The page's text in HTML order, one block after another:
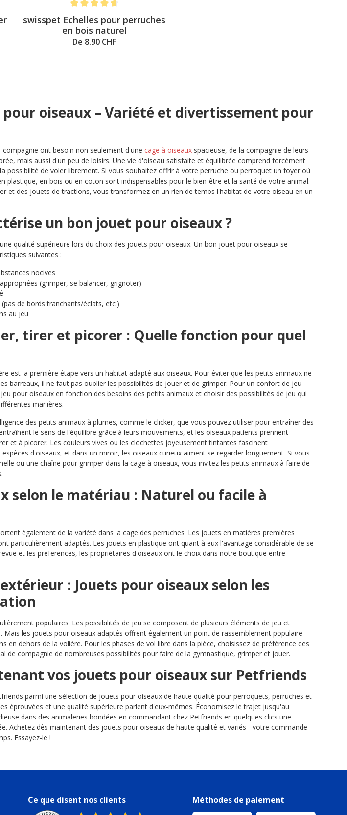
Note moyenne de 4.6 sur 5 étoiles
swisspet Echelles pour perruches
en bois naturel
De 8.90 CHF
oiseaux – Variété et divertissement pour
ont besoin non seulement d'une cage à oiseauxspacieuse, de la compagnie de leurs
mais aussi d'un peu de loisirs. Une vie d'oiseau satisfaite et équilibrée comprend forcément
possibilité de voler librement. Si vous souhaitez offrir à votre perruche ou perroquet un foyer où
plastique, en bois ou en coton sont indispensables pour le bien-être et la santé de votre animal.
et des jouets de tractions, vous transformez en un rien de temps l'habitat de votre oiseau en un
un bon jouet pour oiseaux ?
qualité supérieure lors du choix des jouets pour oiseaux. Un bon jouet pour oiseaux se
suivantes :
nocives
(grimper, se balancer, grignoter)
de bords tranchants/éclats, etc.)
au jeu
tirer et picorer : Quelle fonction pour quel
est la première étape vers un habitat adapté aux oiseaux. Pour éviter que les petits animaux ne
barreaux, il ne faut pas oublier les possibilités de jouer et de grimper. Pour un confort de jeu
pour oiseaux en fonction des besoins des petits animaux et choisir des possibilités de jeu qui
manières.
des petits animaux à plumes, comme le clicker, que vous pouvez utiliser pour entraîner des
le sens de l'équilibre grâce à leurs mouvements, et les oiseaux patients prennent
et à picorer. Les couleurs vives ou les clochettes joyeusement tintantes fascinent
d'oiseaux, et dans un miroir, les oiseaux curieux aiment se regarder longuement. Si vous
ou une chaîne pour grimper dans la cage à oiseaux, vous invitez les petits animaux à faire de
selon le matériau : Naturel ou facile à
également de la variété dans la cage des perruches. Les jouets en matières premières
particulièrement adaptés. Les jouets en plastique ont quant à eux l'avantage considérable de se
et les préférences, les propriétaires d'oiseaux ont le choix dans notre boutique entre
: Jouets pour oiseaux selon les
populaires. Les possibilités de jeu se composent de plusieurs éléments de jeu et
Mais les jouets pour oiseaux adaptés offrent également un point de rassemblement populaire
en dehors de la volière. Pour les phases de vol libre dans la pièce, choisissez de préférence des
de compagnie de nombreuses possibilités pour faire de la gymnastique, grimper et jouer.
vos jouets pour oiseaux sur Petfriends
parmi une sélection de jouets pour oiseaux de haute qualité pour perroquets, perruches et
éprouvées et une qualité supérieure parlent d'eux-mêmes. Économisez le trajet jusqu'au
dans des animaleries bondées en commandant chez Petfriends en quelques clics une
Achetez dès maintenant des jouets pour oiseaux de haute qualité et variés - votre commande
Essayez-le !
Ce que disent nos clients Méthodes de paiement